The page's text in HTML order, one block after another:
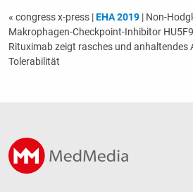
« congress x-press |EHA 2019| Non-
Makrophagen-Checkpoint-Inhibitor
Rituximab zeigt rasches und anhaltendes
Tolerabilität